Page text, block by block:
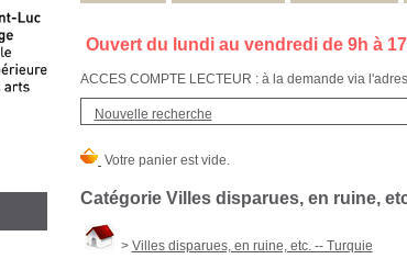
Ouvert du lundi au vendredi de 9h à
ACCES COMPTE LECTEUR : à la demande via
Nouvelle recherche
Catégorie Villes disparues, en ruine,
> Villes disparues, en ruine, etc. -- Turquie